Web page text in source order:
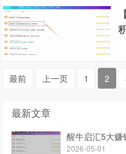
最前 上一页 1 2
最新文章
醒牛启汇5大赚
2026-05-01